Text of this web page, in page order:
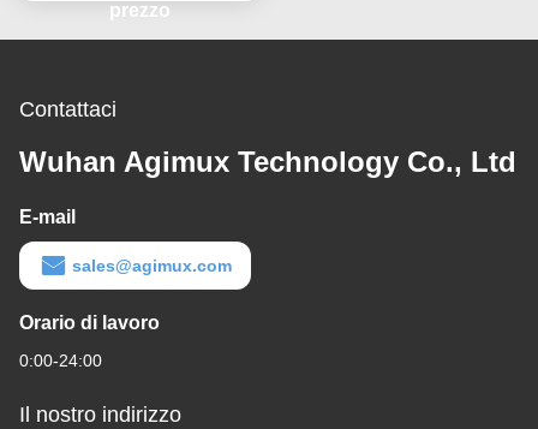
prezzo
Contattaci
Wuhan Agimux Technology Co., Ltd
E-mail
sales@agimux.com
Orario di lavoro
0:00-24:00
Il nostro indirizzo